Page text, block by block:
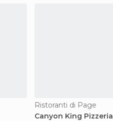
Ristoranti di Page
Canyon King Pizzeria